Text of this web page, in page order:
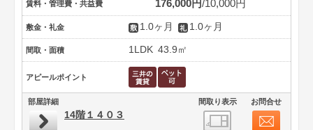
賃料・管理費・共益費 176,000円 10,000円
敷金・礼金 1.0ヶ月 1.0ヶ月
間取・面積 1LDK 43.9㎡
アピールポイント
部屋詳細 間取り表示 お問合せ
14階１４０３